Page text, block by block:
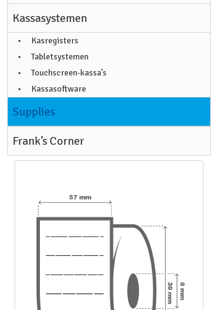
Kassasystemen
Kasregisters
Tabletsystemen
Touchscreen-kassa’s
Kassasoftware
Supplies
Frank’s Corner